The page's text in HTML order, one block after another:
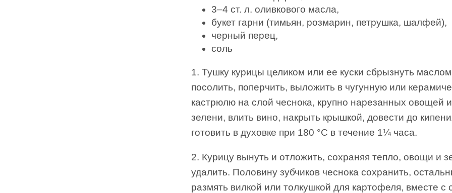
3–4 ст. л. оливкового масла,
букет гарни (тимьян, розмарин, петрушка, шалфей),
черный перец,
соль
1. Тушку курицы целиком или ее куски сбрызнуть
посолить, поперчить, выложить в чугунную или
кастрюлю на слой чеснока, крупно нарезанных овощей и
зелени, влить вино, накрыть крышкой, довести до
готовить в духовке при 180 °C в течение 1¼ часа.
2. Курицу вынуть и отложить, сохраняя тепло, овощи и
удалить. Половину зубчиков чеснока сохранить,
размять вилкой или толкушкой для картофеля, вместе с